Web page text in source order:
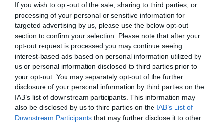
If you wish to opt-out of the sale, sharing to third parties, or
processing of your personal or sensitive information for
targeted advertising by us, please use the below opt-out
section to confirm your selection. Please note that after your
opt-out request is processed you may continue seeing
interest-based ads based on personal information utilized by
us or personal information disclosed to third parties prior to
your opt-out. You may separately opt-out of the further
disclosure of your personal information by third parties on the
IAB’s list of downstream participants. This information may
also be disclosed by us to third parties on the IAB’s List of
Downstream Participants that may further disclose it to other
vaikus bei jaunimą su negalia ir be jos. Čia jie
ne tik pasirodo scenoje – jie susitinka,
bendrauja, kuria ryšius. „Kai jie pamato, kad
nėra vieni, gimsta naujos idėjos, draugystės,
projektai“, – džiaugėsi Viktorija.